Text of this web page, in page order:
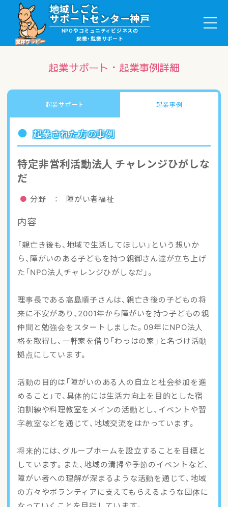
愛称ワラビー
地域しごと
サポートセンター神戸
NPOやコミュニティビジネスの
起業・就業サポート
就職・ボランティア情報
ご登録・お問い合わせ
起業サポート・起業事例詳細
起業サポート 起業事例
起業された方の事例
特定非営利活動法人 チャレンジひがしな
だ
分野 ： 障がい者福祉
内容
「親亡き後も、地域で生活してほしい」という想いか
ら、障がいのある子どもを持つ親御さん達が立ち上げ
た「NPO法人チャレンジひがしなだ」。
理事長である高島順子さんは、親亡き後の子どもの将
来に不安があり、2001年から障がいを持つ子どもの親
仲間と勉強会をスタートしました。09年にNPO法人
格を取得し、一軒家を借り「わっはの家」と名づけ活動
拠点にしています。
活動の目的は「障がいのある人の自立と社会参加を進
めること」で、具体的には生活力向上を目的とした宿
泊訓練や料理教室をメインの活動とし、イベントや習
字教室などを通じて、地域交流をはかっています。
将来的には、グループホームを設立することを目標と
しています。また、地域の清掃や季節のイベントなど、
障がい者への理解が深まるような活動を通じて、地域
の方々やボランティアに支えてもらえるような団体に